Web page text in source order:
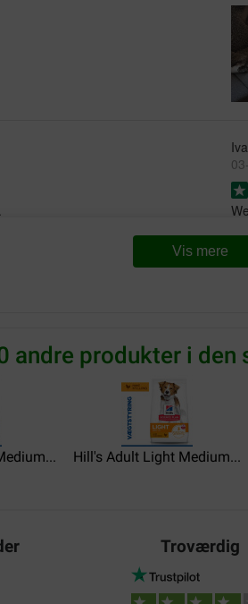
Vis mere
andre produkter i den
Hill's Adult Light Medium...
Troværdig